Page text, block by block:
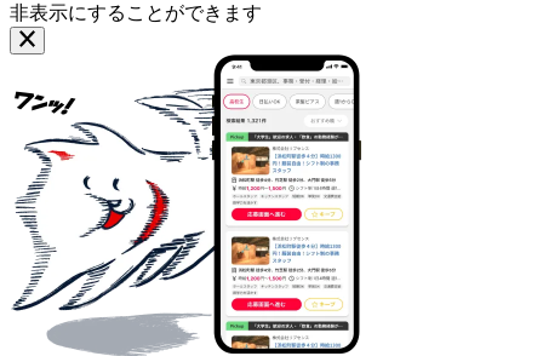
非表示にすることができます